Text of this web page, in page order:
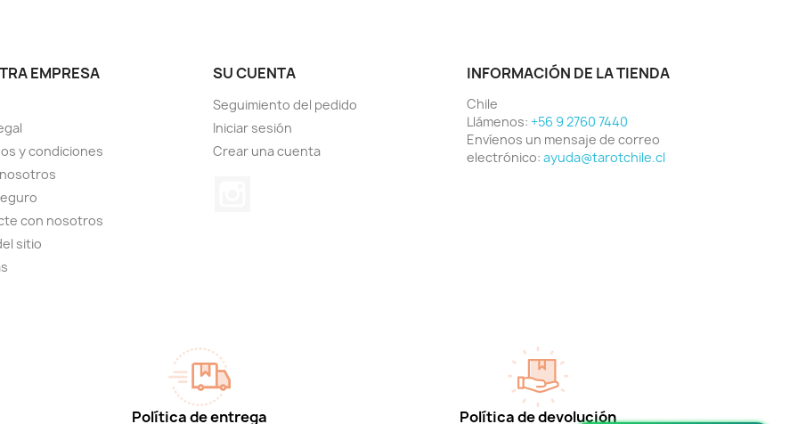
EMPRESA
y condiciones
con nosotros
sitio
SU CUENTA
Seguimiento del pedido
Iniciar sesión
Crear una cuenta
INFORMACIÓN DE LA TIENDA
Chile
Llámenos: +56 9 2760 7440
Envíenos un mensaje de correo
electrónico: ayuda@tarotchile.cl
Política de entrega Política de devolución